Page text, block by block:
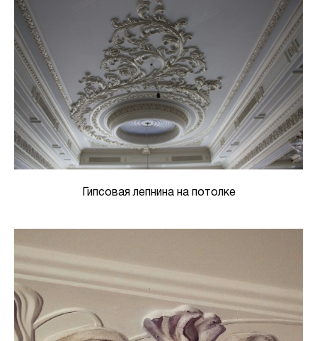
Гипсовая лепнина на потолке